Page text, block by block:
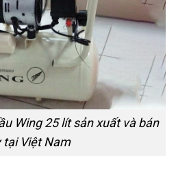
Wing 25 lít sản xuất và bán
tại Việt Nam